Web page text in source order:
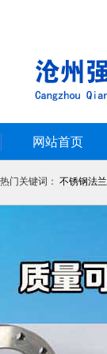
网站首页
热门关键词： 不锈钢法兰